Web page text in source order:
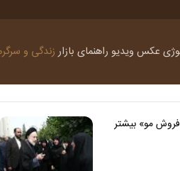
عکس ویدیو راهنمای بازارزندگی و
مو» بیشتر